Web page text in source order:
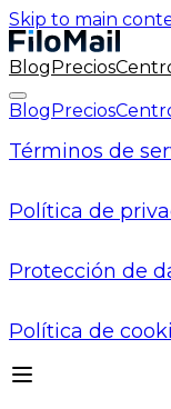
Skip to main
BlogPrecios
BlogPrecios
Términos de
Política de
Protección de
Política de